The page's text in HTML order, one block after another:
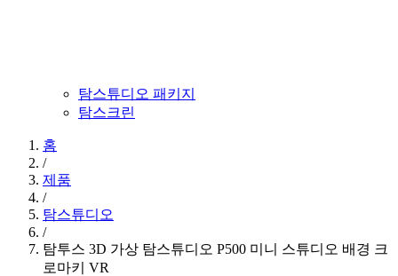
탐스튜디오 패키지
탐스크린
홈
/
제품
/
탐스튜디오
/
탐투스 3D 가상 탐스튜디오 P500 미니 스튜디오 배경 크
로마키 VR